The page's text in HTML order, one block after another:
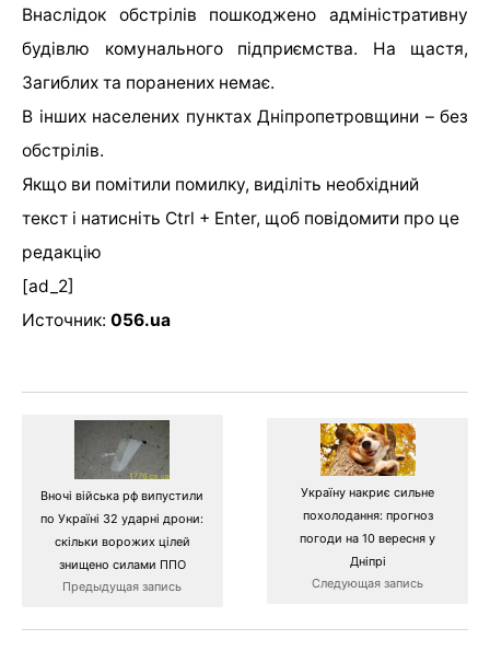
Внаслідок обстрілів пошкоджено адміністративну
будівлю комунального підприємства. На щастя,
Загиблих та поранених немає.
В інших населених пунктах Дніпропетровщини – без
обстрілів.
Якщо ви помітили помилку, виділіть необхідний
текст і натисніть Ctrl + Enter, щоб повідомити про це
редакцію
[ad_2]
Источник: 056.ua
Вночі війська рф випустили
по Україні 32 ударні дрони:
скільки ворожих цілей
знищено силами ППО
Предыдущая запись
Україну накриє сильне
похолодання: прогноз
погоди на 10 вересня у
Дніпрі
Следующая запись